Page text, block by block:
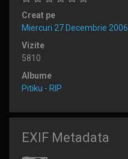
Creat pe
Miercuri 27 Decembrie 2006
Vizite
5810
Albume
Pitiku - RIP
EXIF Metadata